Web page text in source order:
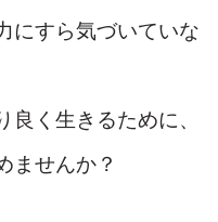
にすら気づいていな
く生きるために、
ませんか？